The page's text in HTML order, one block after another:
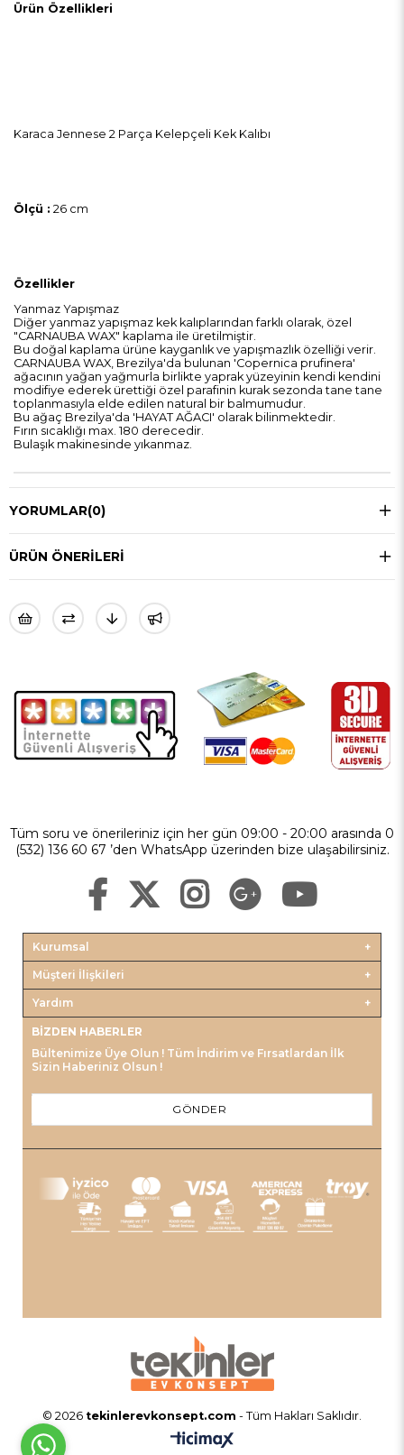
Ürün Özellikleri
Karaca Jennese 2 Parça Kelepçeli Kek Kalıbı
Ölçü : 26 cm
Özellikler
Yanmaz Yapışmaz
Diğer yanmaz yapışmaz kek kalıplarından farklı olarak, özel
"CARNAUBA WAX" kaplama ile üretilmiştir.
Bu doğal kaplama ürüne kayganlık ve yapışmazlık özelliği verir.
CARNAUBA WAX, Brezilya'da bulunan 'Copernica prufinera'
ağacının yağan yağmurla birlikte yaprak yüzeyinin kendi kendini
modifiye ederek ürettiği özel parafinin kurak sezonda tane tane
toplanmasıyla elde edilen natural bir balmumudur.
Bu ağaç Brezilya'da 'HAYAT AĞACI' olarak bilinmektedir.
Fırın sıcaklığı max. 180 derecedir.
Bulaşık makinesinde yıkanmaz.
YORUMLAR(0)
ÜRÜN ÖNERILERI
Tüm soru ve önerileriniz için her gün 09:00 - 20:00 arasında 0
(532) 136 60 67 ’den WhatsApp üzerinden bize ulaşabilirsiniz.
Kurumsal
Müşteri İlişkileri
Yardım
BIZDEN HABERLER
Bültenimize Üye Olun ! Tüm İndirim ve Fırsatlardan İlk
Sizin Haberiniz Olsun !
GÖNDER
© 2026 tekinlerevkonsept.com - Tüm Hakları Saklıdır.